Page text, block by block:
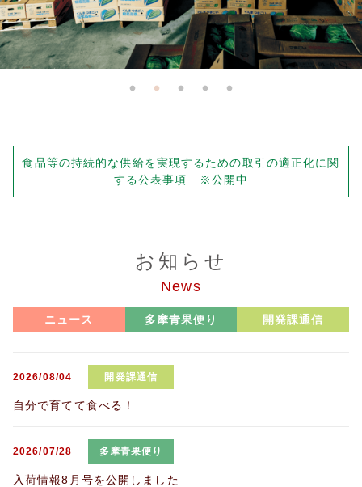
お問い合わせ
プライバシーポリシー
食品等の持続的な供給を実現するための取引の適正化に関
する公表事項 ※公開中
お知らせ
News
ニュース 多摩青果便り 開発課通信
2026/08/04 開発課通信
自分で育てて食べる！
2026/07/28 多摩青果便り
入荷情報8月号を公開しました